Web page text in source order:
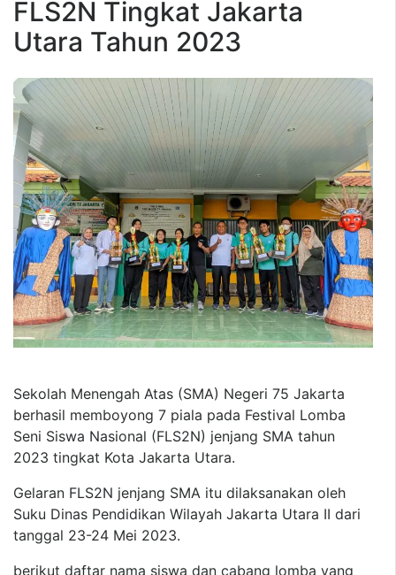
FLS2N Tingkat Jakarta
Utara Tahun 2023
Sekolah Menengah Atas (SMA) Negeri 75 Jakarta
berhasil memboyong 7 piala pada Festival Lomba
Seni Siswa Nasional (FLS2N) jenjang SMA tahun
2023 tingkat Kota Jakarta Utara.
Gelaran FLS2N jenjang SMA itu dilaksanakan oleh
Suku Dinas Pendidikan Wilayah Jakarta Utara II dari
tanggal 23-24 Mei 2023.
berikut daftar nama siswa dan cabang lomba yang